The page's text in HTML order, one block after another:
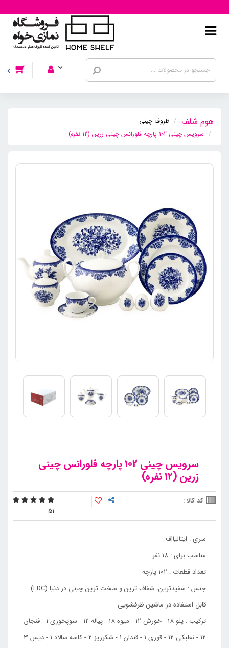
ظروف چینی
سرویس چینی 102 پارچه فلورانس چینی زرین (12 نفره)
سرویس چینی 102 پارچه فلورانس چینی
زرین (12 نفره)
کد کالا :
51
سری : ایتالیااف
مناسب برای : 18 نفر
تعداد قطعات : 102 پارچه
جنس : سفیدترین، شفاف ترین و سخت ترین چینی در دنیا (FDC)
قابل استفاده در ماشین ظرفشویی
ترکیب : پلو 18 - خورش 12 - میوه 18 - پیاله 12 - سوپخوری 1 - فنجان
12 - نعلبکی 12 - قوری 1 - قندان 1 - شکرریز 2 - کاسه سالاد 1 - دیس 3